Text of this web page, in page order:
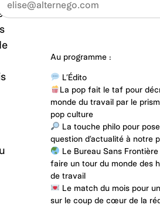
Au programme :
L’Édito
La pop fait le taf pour
monde du travail par le
pop culture
La touche philo pour
question d’actualité à notre
Le Bureau Sans
faire un tour du monde des
de travail
Le match du mois pour
sur le coup de cœur de la